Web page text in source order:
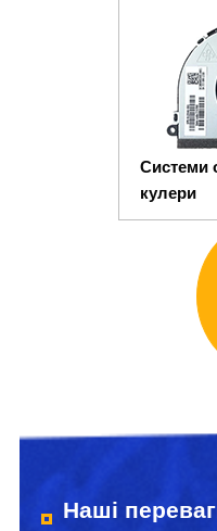
Системи
кулери
Наші